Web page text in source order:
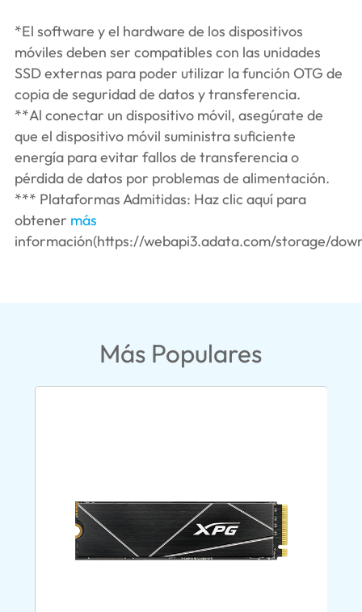
*El software y el hardware de los dispositivos
móviles deben ser compatibles con las unidades
SSD externas para poder utilizar la función OTG de
copia de seguridad de datos y transferencia.
**Al conectar un dispositivo móvil, asegúrate de
que el dispositivo móvil suministra suficiente
energía para evitar fallos de transferencia o
pérdida de datos por problemas de alimentación.
*** Plataformas Admitidas: Haz clic aquí para
obtener más
información(https://webapi3.adata.com/storage/
Más Populares